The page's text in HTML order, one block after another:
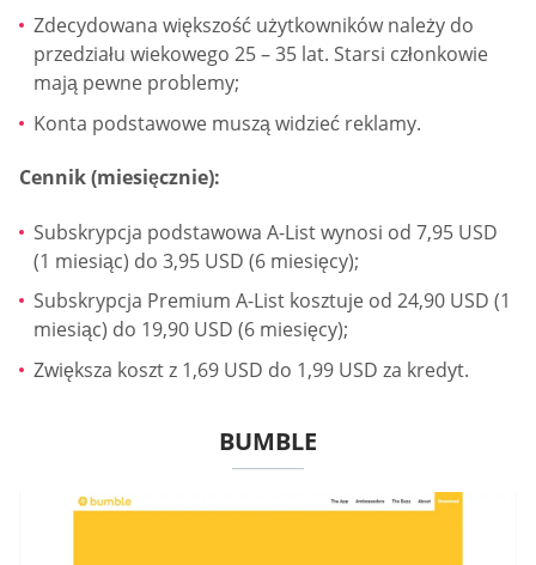
Zdecydowana większość użytkowników należy do
przedziału wiekowego 25 – 35 lat. Starsi członkowie
mają pewne problemy;
Konta podstawowe muszą widzieć reklamy.
Cennik (miesięcznie):
Subskrypcja podstawowa A-List wynosi od 7,95 USD
(1 miesiąc) do 3,95 USD (6 miesięcy);
Subskrypcja Premium A-List kosztuje od 24,90 USD (1
miesiąc) do 19,90 USD (6 miesięcy);
Zwiększa koszt z 1,69 USD do 1,99 USD za kredyt.
BUMBLE